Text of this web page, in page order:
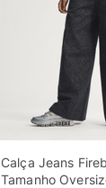
Calça Jeans
Tamanho